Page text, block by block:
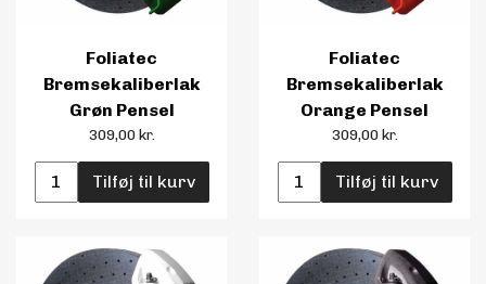
Foliatec
Bremsekaliberlak
Grøn Pensel
309,00 kr.
Tilføj til kurv
Foliatec
Bremsekaliberlak
Orange Pensel
309,00 kr.
Tilføj til kurv